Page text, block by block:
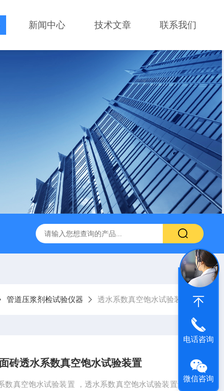
新闻中心 技术文章 联系我们
凝土泌水率试验容量筒试验方法 生石灰浆渣测定仪
管道压浆剂检试验仪器 透水系数真空饱水试验装置
砖透水系数真空饱水试验装置
数真空饱水试验装置 ，透水系数真空饱水试验装置说
电话咨询
微信咨询